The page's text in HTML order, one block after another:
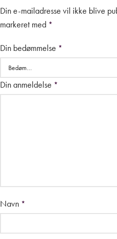
Din e-mailadresse vil ikke blive
markeret med *
Din bedømmelse *
Din anmeldelse *
Navn *